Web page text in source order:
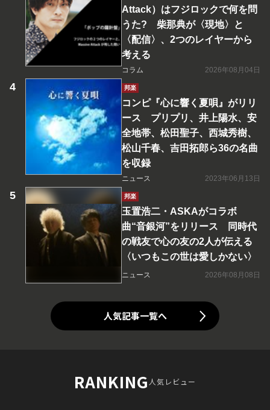
Attack）はフジロックで何を問
うた? 柴那典が〈現地〉と
〈配信〉、2つのレイヤーから
考える
コラム 2026年08月04日
邦楽
コンピ『心に響く夏唄』がリリ
ース プリプリ、井上陽水、安
全地帯、松田聖子、西城秀樹、
松山千春、吉田拓郎ら36の名曲
を収録
ニュース 2023年06月13日
邦楽
玉置浩二・ASKAがコラボ
曲“音銀河”をリリース 同時代
の戦友で心の友の2人が伝える
〈いつもこの世は愛しかない〉
ニュース 2026年08月08日
人気記事一覧へ
RANKING人気レビュー